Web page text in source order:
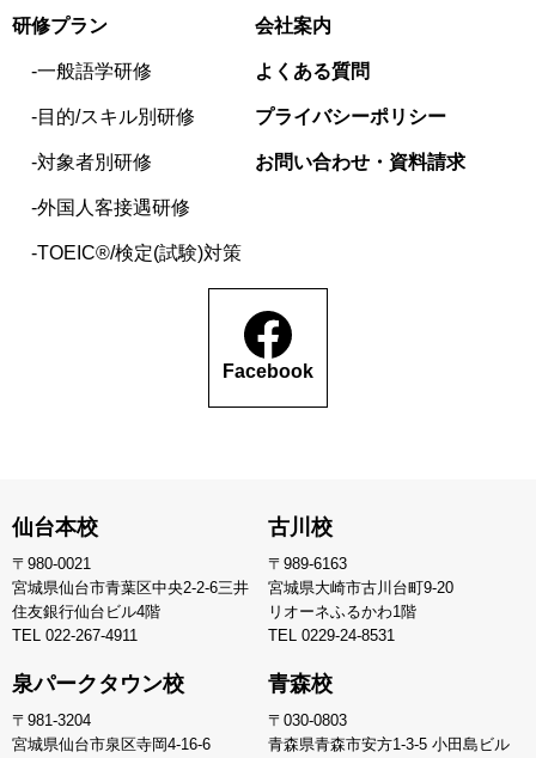
研修プラン
一般語学研修
目的/スキル別研修
対象者別研修
外国人客接遇研修
TOEIC®/検定(試験)対策
会社案内
よくある質問
プライバシーポリシー
お問い合わせ・資料請求
Facebook
仙台本校
〒980-0021
宮城県仙台市青葉区中央2-2-6三井
住友銀行仙台ビル4階
TEL 022-267-4911
古川校
〒989-6163
宮城県大崎市古川台町9-20
リオーネふるかわ1階
TEL 0229-24-8531
泉パークタウン校
〒981-3204
宮城県仙台市泉区寺岡4-16-6
青森校
〒030-0803
青森県青森市安方1-3-5 小田島ビル